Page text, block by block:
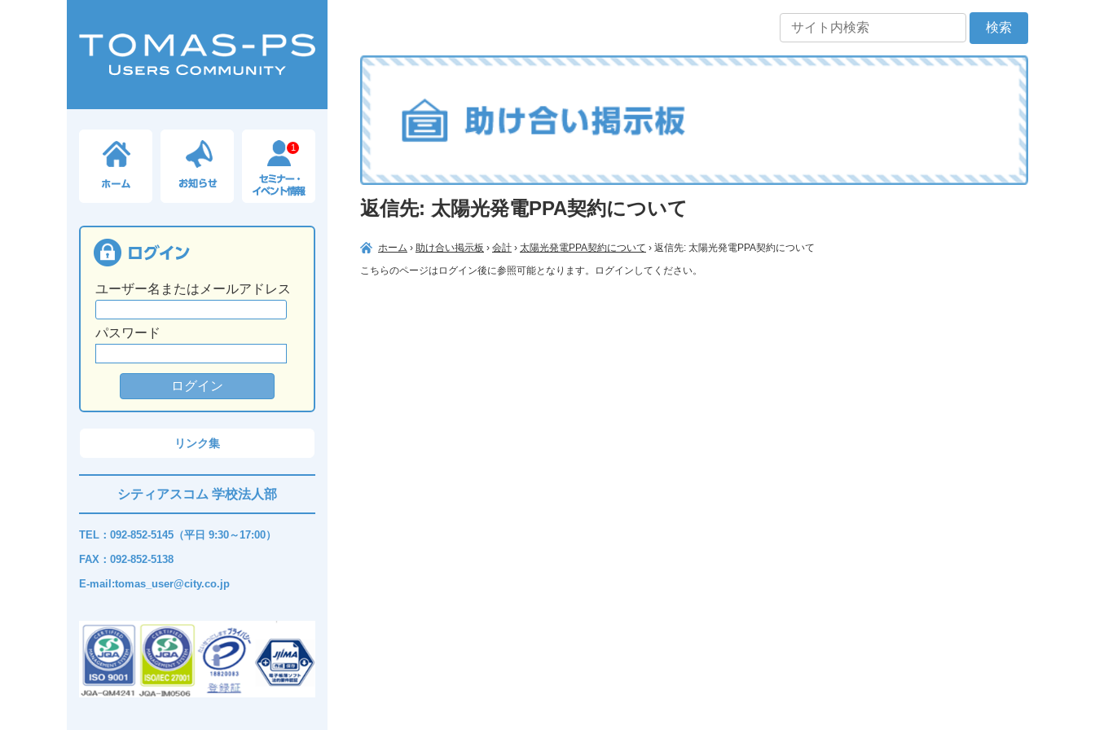
1
ユーザー名またはメールアドレス
パスワード
リンク集
シティアスコム 学校法人部
TEL：092-852-5145（平日 9:30～17:00）
FAX：092-852-5138
E-mail:tomas_user@city.co.jp
返信先: 太陽光発電PPA契約について
ホーム › 助け合い掲示板 › 会計 › 太陽光発電PPA契約について › 返信先: 太陽光発電PPA契約について
こちらのページはログイン後に参照可能となります。ログインしてください。